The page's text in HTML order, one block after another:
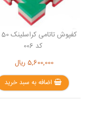
کد 006
5,600,000 ریال
اضافه به سبد خرید